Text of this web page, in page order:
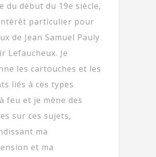
du début du 19e siècle,
particulier pour
de Jean Samuel Pauly
Lefaucheux. Je
les cartouches et les
liés à ces types
feu et je mène des
sur ces sujets,
ma
et ma